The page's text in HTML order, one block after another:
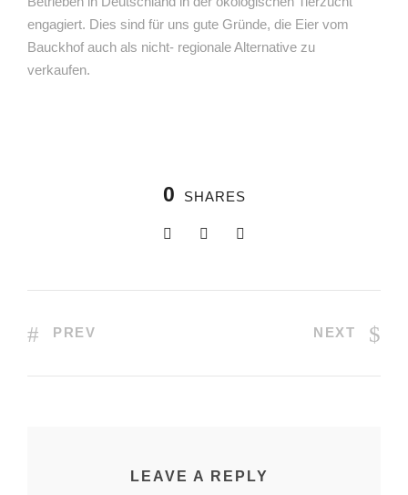
engagiert. Dies sind für uns gute Gründe, die Eier vom
Bauckhof auch als nicht- regionale Alternative zu
verkaufen.
0 SHARES
PREV NEXT
LEAVE A REPLY